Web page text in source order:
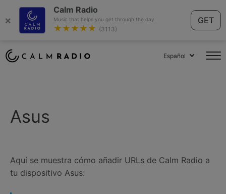
×
Calm Radio
Music that helps you get through the day.
★★★★★ (3113)
GET
Español
Asus
Aquí se muestra cómo añadir URLs de Calm Radio a
tu dispositivo Asus: